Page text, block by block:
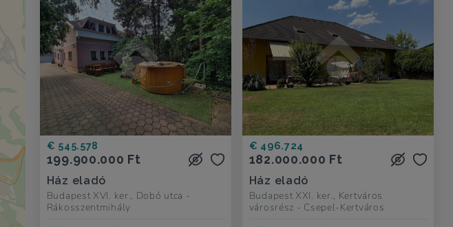
€ 545.578
199.900.000 Ft
Ház eladó
Budapest XVI. ker., Dobó utca -
Rákosszentmihály
€ 496.724
182.000.000 Ft
Ház eladó
Budapest XXI. ker., Kertváros
városrész - Csepel-Kertváros